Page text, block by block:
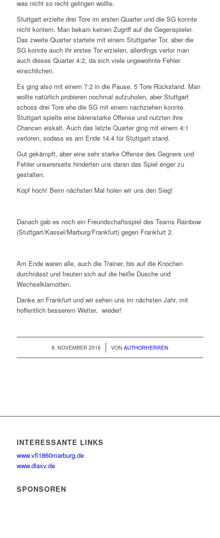
was nicht so recht gelingen wollte.
Stuttgart erzielte drei Tore im ersten Quarter und die SG konnte
nicht kontern. Man bekam keinen Zugriff auf die Gegenspieler.
Das zweite Quarter startete mit einem Stuttgarter Tor, aber die
SG konnte auch ihr erstes Tor erzielen, allerdings verlor man
auch dieses Quarter 4:2, da sich viele ungewohnte Fehler
einschlichen.
Es ging also mit einem 7:2 in die Pause. 5 Tore Rückstand. Man
wollte natürlich probieren nochmal aufzuholen, aber Stuttgart
schoss drei Tore ehe die SG mit einem nachziehen konnte.
Stuttgart spielte eine bärenstarke Offense und nutzten ihre
Chancen eiskalt. Auch das letzte Quarter ging mit einem 4:1
verloren, sodass es am Ende 14:4 für Stuttgart stand.
Gut gekämpft, aber eine sehr starke Offense des Gegners und
Fehler unsererseits hinderten uns daran das Spiel enger zu
gestalten.
Kopf hoch! Beim nächsten Mal holen wir uns den Sieg!
Danach gab es noch ein Freundschaftsspiel des Teams Rainbow
(Stuttgart/Kassel/Marburg/Frankfurt) gegen Frankfurt 2.
Am Ende waren alle, auch die Trainer, bis auf die Knochen
durchnässt und freuten sich auf die heiße Dusche und
Wechselklamotten.
Danke an Frankfurt und wir sehen uns im nächsten Jahr, mit
hoffentlich besserem Wetter, wieder!
8. NOVEMBER 2016
/ VON AUTHORHERREN
INTERESSANTE LINKS
www.vfl1860marburg.de
www.dlaxv.de
SPONSOREN